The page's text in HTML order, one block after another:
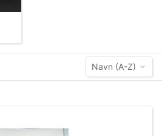
Navn (A-Z)